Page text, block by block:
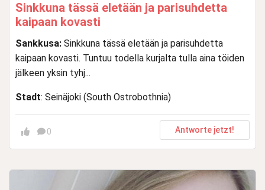
Sinkkuna tässä eletään ja parisuhdetta
kaipaan kovasti
Sankkusa: Sinkkuna tässä eletään ja parisuhdetta
kaipaan kovasti. Tuntuu todella kurjalta tulla aina töiden
jälkeen yksin tyhj...
Stadt: Seinäjoki (South Ostrobothnia)
0 Antworte jetzt!